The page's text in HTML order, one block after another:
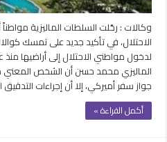
وكالات : رحّلت السلطات الماليزية
الاحتلال، في تأكيد جديد على تمسك
لدخول مواطني الاحتلال إلى أراضيها
الماليزي محمد حسن أن الشخص المعني
جواز سفر أميركي، إلا أن إجراءات
أكمل القراءة »